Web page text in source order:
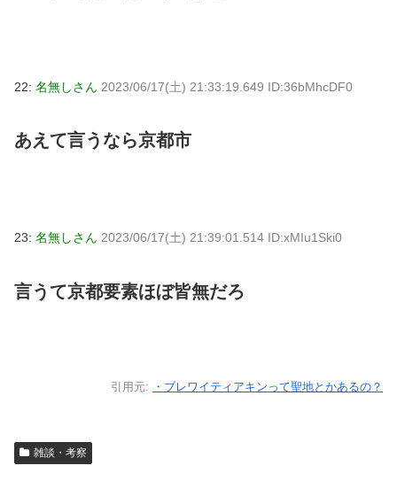
22: 名無しさん 2023/06/17(土) 21:33:19.649 ID:36bMhcDF0
あえて言うなら京都市
23: 名無しさん 2023/06/17(土) 21:39:01.514 ID:xMIu1Ski0
言うて京都要素ほぼ皆無だろ
引用元: ・ブレワイティアキンって聖地とかあるの？
雑談・考察